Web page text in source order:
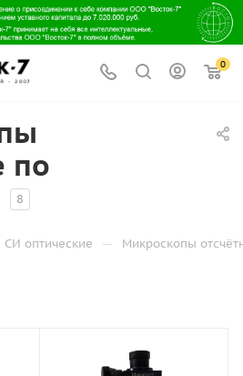
0
по
8
СИ оптические — Микроскопы